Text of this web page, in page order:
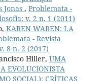
Jonas , Problemata -
v. 2 n. 1 (2011)
KAREN WAREN: LA
- Revista
8 n. 2 (2017)
Hiller, UMA
EVOLUCIONISTA
SOCIAL): CRÍTICAS